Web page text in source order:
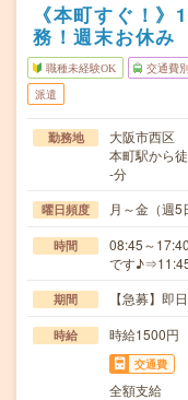
《本町すぐ！
務！週末お休み
職種未経験OK 交通費
派遣
勤務地
大阪市西区
本町駅から
-分
曜日頻度 月～金（週
時間
08:45～
です
期間 【急募】即
時給 時給1500円
交通費
全額支給